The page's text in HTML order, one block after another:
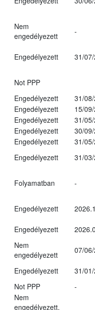
Nem
engedélyezett
-
Engedélyezett 31/
Not PPP
Engedélyezett
31/
Engedélyezett
15/
Engedélyezett
31/
Engedélyezett
30/
Engedélyezett
31/
Engedélyezett
31/
Folyamatban -
Engedélyezett
Engedélyezett
Nem
engedélyezett
07/
Engedélyezett
31/
Not PPP -
Nem
engedélyezett,